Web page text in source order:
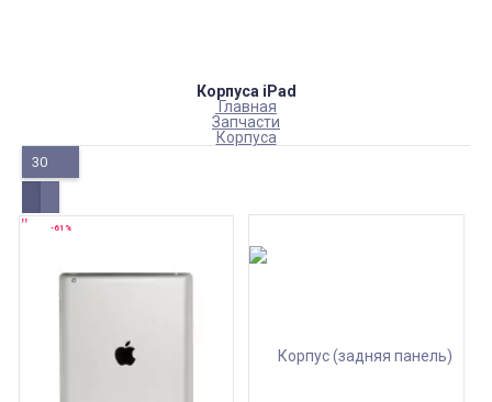
Корпуса iPad
Главная
Запчасти
Корпуса
30
-61%